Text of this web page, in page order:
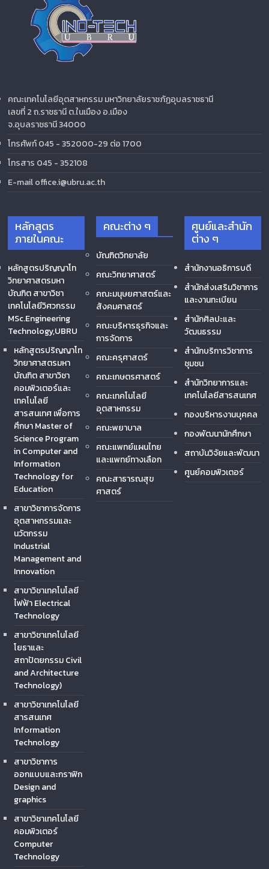
คณะเทคโนโลยีอุตสาหกรรม มหาวิทยาลัยราชภัฏอุบลราชธานี
เลขที่ 2 ถ.ราชธานี ต.ในเมือง อ.เมือง
จ.อุบลราชธานี 34000
โทรศัพท์ 045 - 352000-29 ต่อ 1700
โทรสาร 045 - 352108
E-mail office.i@ubru.ac.th
หลักสูตร
ภายในคณะ
หลักสูตรปริญญาโท
วิทยาศาสตรมหา
บัณฑิต สาขาวิชา
เทคโนโลยีวิศวกรรม
MSc.Engineering
Technology,UBRU
หลักสูตรปริญญาโท
วิทยาศาสตรมหา
บัณฑิต สาขาวิชา
คอมพิวเตอร์และ
เทคโนโลยี
สารสนเทศ เพื่อการ
ศึกษา Master of
Science Program
in Computer and
Information
Technology for
Education
สาขาวิชาการจัดการ
อุตสาหกรรมและ
นวัตกรรม
Industrial
Management and
Innovation
สาขาวิชาเทคโนโลยี
ไฟฟ้า Electrical
Technology
สาขาวิชาเทคโนโลยี
โยธาและ
สถาปัตยกรรม Civil
and Architecture
Technology)
สาขาวิชาเทคโนโลยี
สารสนเทศ
Information
Technology
สาขาวิชาการ
ออกแบบและกราฟิก
Design and
graphics
สาขาวิชาเทคโนโลยี
คอมพิวเตอร์
Computer
Technology
คณะต่าง ๆ
บัณฑิตวิทยาลัย
คณะวิทยาศาสตร์
คณะมนุษยศาสตร์และ
สังคมศาสตร์
คณะบริหารธุรกิจและ
การจัดการ
คณะครุศาสตร์
คณะเกษตรศาสตร์
คณะเทคโนโลยี
อุตสาหกรรม
คณะพยาบาล
คณะแพทย์แผนไทย
และแพทย์ทางเลือก
คณะสาธารณสุข
ศาสตร์
ศูนย์และสำนัก
ต่าง ๆ
สำนักงานอธิการบดี
สำนักส่งเสริมวิชาการ
และงานทะเบียน
สำนักศิลปะและ
วัฒนธรรม
สำนักบริการวิชาการ
ชุมชน
สำนักวิทยาการและ
เทคโนโลยีสารสนเทศ
กองบริหารงานบุคคล
กองพัฒนานักศึกษา
สถาบันวิจัยและพัฒนา
ศูนย์คอมพิวเตอร์